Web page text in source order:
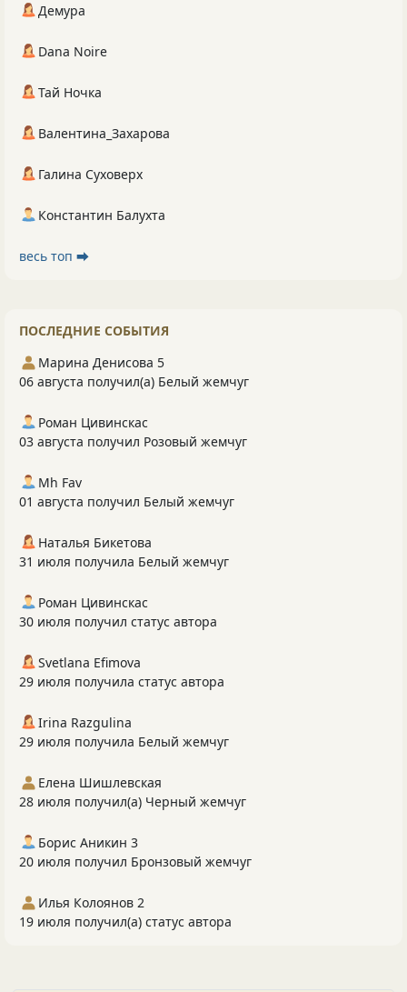
Демура
Dana Noire
Тай Ночка
Валентина_Захарова
Галина Суховерх
Константин Балухта
весь топ ⮕
ПОСЛЕДНИЕ СОБЫТИЯ
Марина Денисова 5
06 августа получил(а) Белый жемчуг
Роман Цивинскас
03 августа получил Розовый жемчуг
Mh Fav
01 августа получил Белый жемчуг
Наталья Бикетова
31 июля получила Белый жемчуг
Роман Цивинскас
30 июля получил статус автора
Svetlana Efimova
29 июля получила статус автора
Irina Razgulina
29 июля получила Белый жемчуг
Елена Шишлевская
28 июля получил(а) Черный жемчуг
Борис Аникин 3
20 июля получил Бронзовый жемчуг
Илья Колоянов 2
19 июля получил(а) статус автора